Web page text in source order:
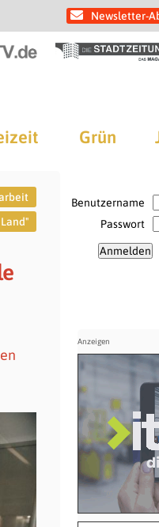
Newsletter-
Grün
Benutzername
Passwort